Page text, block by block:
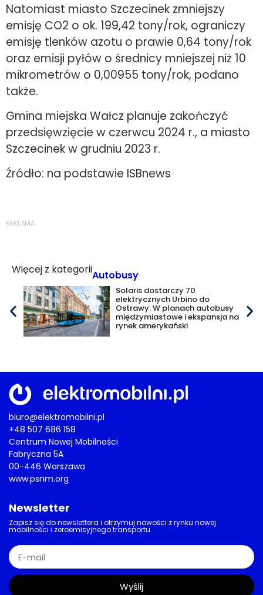
Natomiast miasto Szczecinek zmniejszy
emisję CO2 o ok. 199,42 tony/rok, ograniczy
emisję tlenków azotu o prawie 0,64 tony/rok
oraz emisji pyłów o średnicy mniejszej niż 10
mikrometrów o 0,00955 tony/rok, podano
także.
Gmina miejska Wałcz planuje zakończyć
przedsięwzięcie w czerwcu 2024 r., a miasto
Szczecinek w grudniu 2023 r.
Źródło: na podstawie ISBnews
REKLAMA
Więcej z kategoriiAutobusy
Solaris dostarczy 70
elektrycznych Urbino do
Ostrawy. W planach autobusy
międzymiastowe i ekspansja na
rynek amerykański
biuro@elektromobilni.pl
+48 507 686 158
Centrum Nowej Mobilności
Fabryczna 5A
00-446 Warszawa
www.psnm.org
Newsletter
Zapisz się do newslettera i otrzymuj nowości z rynku nowej
mobilności i zeroemisyjnego transportu
Wyślij